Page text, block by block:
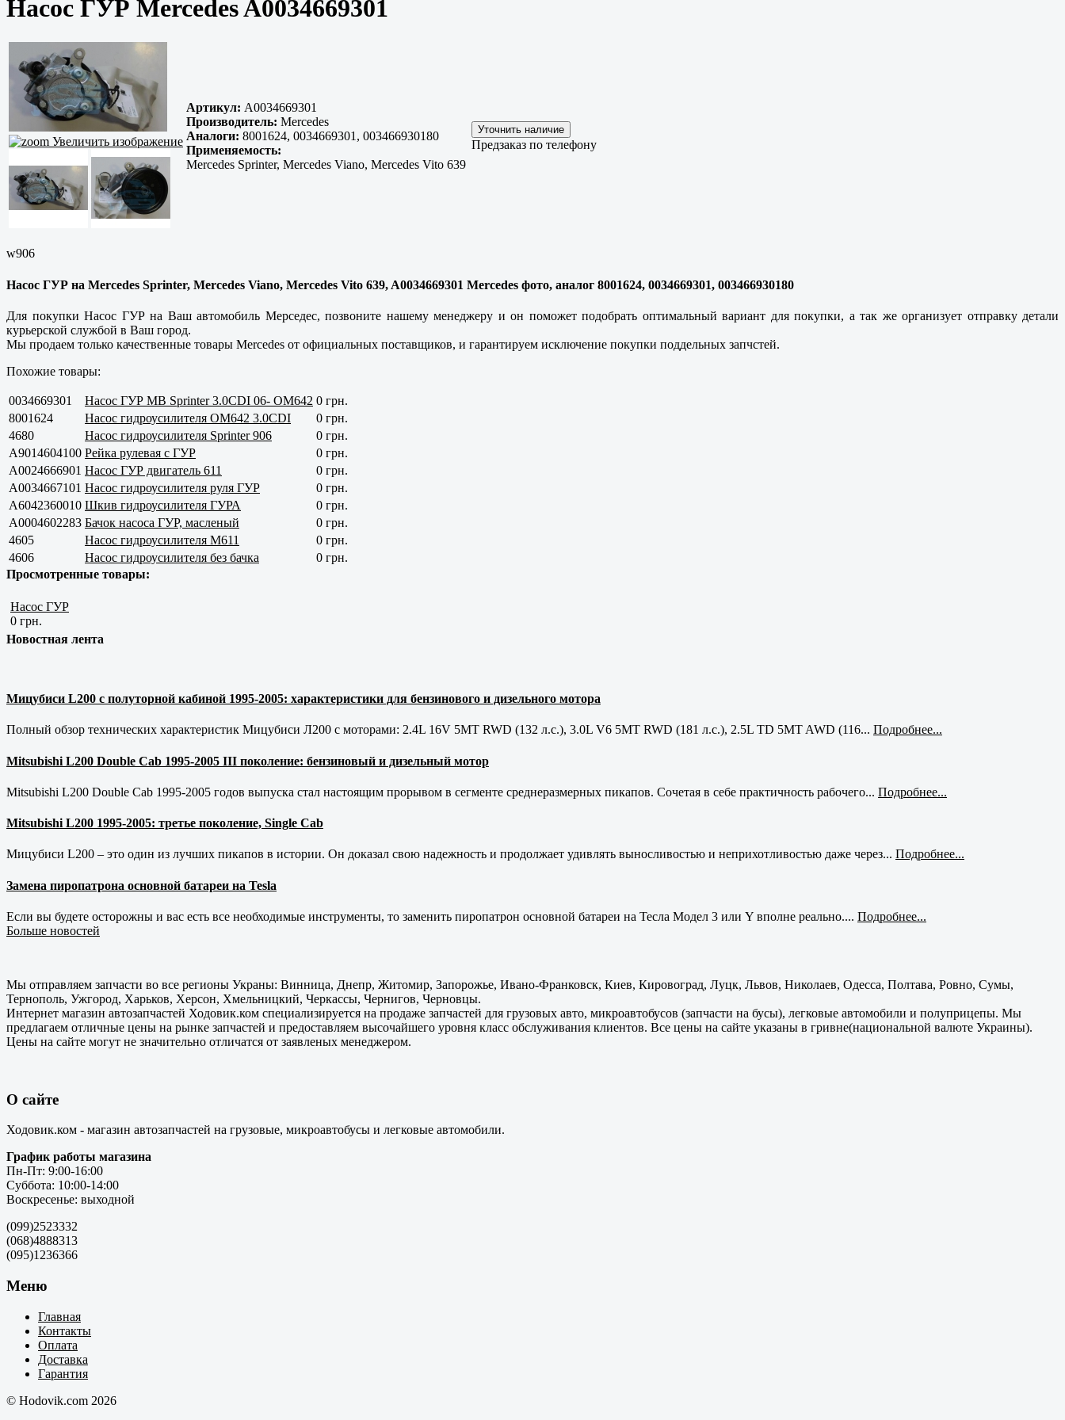
Насос ГУР Mercedes A0034669301
Увеличить изображение
Артикул: A0034669301
Производитель: Mercedes
Аналоги: 8001624, 0034669301, 003466930180
Применяемость:
Mercedes Sprinter, Mercedes Viano, Mercedes Vito 639
Предзаказ по телефону
w906
Насос ГУР на Mercedes Sprinter, Mercedes Viano, Mercedes Vito 639, A0034669301 Mercedes фото, аналог 8001624, 0034669301, 003466930180
Для покупки Насос ГУР на Ваш автомобиль Мерседес, позвоните нашему менеджеру и он поможет подобрать оптимальный вариант для покупки, а так же организует отправку детали
курьерской службой в Ваш город.
Мы продаем только качественные товары Mercedes от официальных поставщиков, и гарантируем исключение покупки поддельных запчстей.
Похожие товары:
0034669301 Насос ГУР MB Sprinter 3.0CDI 06- OM642 0 грн.
8001624
Насос гидроусилителя OM642 3.0CDI
0 грн.
4680
Насос гидроусилителя Sprinter 906
0 грн.
A9014604100 Рейка рулевая с ГУР
0 грн.
A0024666901 Насос ГУР двигатель 611
0 грн.
A0034667101 Насос гидроусилителя руля ГУР
0 грн.
A6042360010 Шкив гидроусилителя ГУРА
0 грн.
A0004602283 Бачок насоса ГУР, масленый
0 грн.
4605
Насос гидроусилителя M611
0 грн.
4606
Насос гидроусилителя без бачка
0 грн.
Просмотренные товары:
Насос ГУР
0 грн.
Новостная лента
Мицубиси L200 с полуторной кабиной 1995-2005: характеристики для бензинового и дизельного мотора
Полный обзор технических характеристик Мицубиси Л200 с моторами: 2.4L 16V 5MT RWD (132 л.с.), 3.0L V6 5MT RWD (181 л.с.), 2.5L TD 5MT AWD (116... Подробнее...
Mitsubishi L200 Double Cab 1995-2005 III поколение: бензиновый и дизельный мотор
Mitsubishi L200 Double Cab 1995-2005 годов выпуска стал настоящим прорывом в сегменте среднеразмерных пикапов. Сочетая в себе практичность рабочего... Подробнее...
Mitsubishi L200 1995-2005: третье поколение, Single Cab
Мицубиси L200 – это один из лучших пикапов в истории. Он доказал свою надежность и продолжает удивлять выносливостью и неприхотливостью даже через... Подробнее...
Замена пиропатрона основной батареи на Tesla
Если вы будете осторожны и вас есть все необходимые инструменты, то заменить пиропатрон основной батареи на Тесла Модел 3 или Y вполне реально.... Подробнее...
Больше новостей
Мы отправляем запчасти во все регионы Украны: Винница, Днепр, Житомир, Запорожье, Ивано-Франковск, Киев, Кировоград, Луцк, Львов, Николаев, Одесса, Полтава, Ровно, Сумы,
Тернополь, Ужгород, Харьков, Херсон, Хмельницкий, Черкассы, Чернигов, Черновцы.
Интернет магазин автозапчастей Ходовик.ком специализируется на продаже запчастей для грузовых авто, микроавтобусов (запчасти на бусы), легковые автомобили и полуприцепы. Мы
предлагаем отличные цены на рынке запчастей и предоставляем высочайшего уровня класс обслуживания клиентов. Все цены на сайте указаны в гривне(национальной валюте Украины).
Цены на сайте могут не значительно отличатся от заявленых менеджером.
О сайте
Ходовик.ком - магазин автозапчастей на грузовые, микроавтобусы и легковые автомобили.
График работы магазина
Пн-Пт: 9:00-16:00
Суббота: 10:00-14:00
Воскресенье: выходной
(099)2523332
(068)4888313
(095)1236366
Меню
Главная
Контакты
Оплата
Доставка
Гарантия
© Hodovik.com 2026